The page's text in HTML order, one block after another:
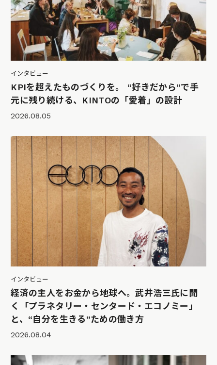
インタビュー
KPIを超えたものづくりを。 “好きだから”で手
元に残り続ける、KINTOの「愛着」の設計
2026.08.05
インタビュー
経済の主人をお金から地球へ。武井浩三氏に聞
く「プラネタリー・センタード・エコノミー」
と、“自分を生きる”ための働き方
2026.08.04